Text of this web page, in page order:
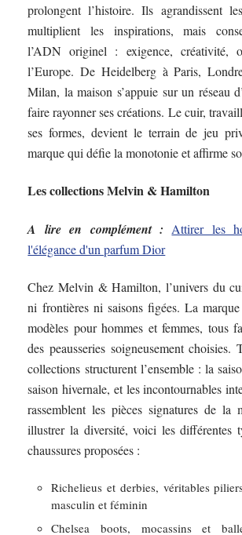
prolongent l’histoire. Ils agrandissent
multiplient les inspirations, mais
l’ADN originel : exigence, créativité,
l’Europe. De Heidelberg à Paris,
Milan, la maison s’appuie sur un réseau
faire rayonner ses créations. Le cuir,
ses formes, devient le terrain de jeu
marque qui défie la monotonie et affirme
Les collections Melvin & Hamilton
A lire en complément : Attirer les
l'élégance d'un parfum Dior
Chez Melvin & Hamilton, l’univers du
ni frontières ni saisons figées. La
modèles pour hommes et femmes, tous
des peausseries soigneusement choisies.
collections structurent l’ensemble : la
saison hivernale, et les incontournables
rassemblent les pièces signatures de la
illustrer la diversité, voici les différentes
chaussures proposées :
Richelieus et derbies, véritables
masculin et féminin
Chelsea boots, mocassins et